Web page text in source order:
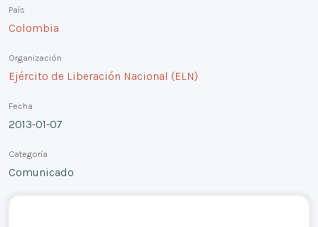
País
Colombia
Organización
Ejército de Liberación Nacional (ELN)
Fecha
2013-01-07
Categoría
Comunicado